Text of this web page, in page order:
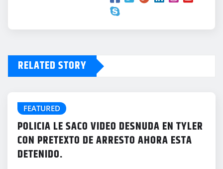
RELATED STORY
FEATURED
POLICIA LE SACO VIDEO DESNUDA EN TYLER
CON PRETEXTO DE ARRESTO AHORA ESTA
DETENIDO.